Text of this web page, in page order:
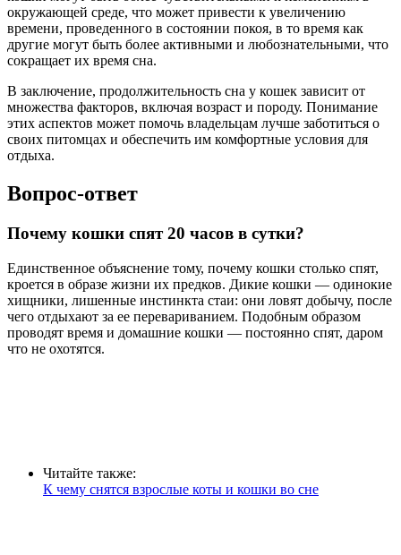
окружающей среде, что может привести к увеличению
времени, проведенного в состоянии покоя, в то время как
другие могут быть более активными и любознательными, что
сокращает их время сна.
В заключение, продолжительность сна у кошек зависит от
множества факторов, включая возраст и породу. Понимание
этих аспектов может помочь владельцам лучше заботиться о
своих питомцах и обеспечить им комфортные условия для
отдыха.
Вопрос-ответ
Почему кошки спят 20 часов в сутки?
Единственное объяснение тому, почему кошки столько спят,
кроется в образе жизни их предков. Дикие кошки — одинокие
хищники, лишенные инстинкта стаи: они ловят добычу, после
чего отдыхают за ее перевариванием. Подобным образом
проводят время и домашние кошки — постоянно спят, даром
что не охотятся.
Читайте также:
К чему снятся взрослые коты и кошки во сне